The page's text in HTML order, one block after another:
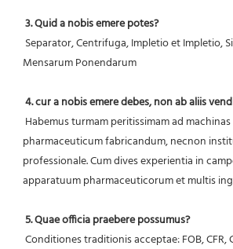
3. Quid a nobis emere potes?
Mensarum Ponendarum
4. cur a nobis emere debes, non ab aliis
pharmaceuticum fabricandum, necnon
professionale. Cum dives experientia in
apparatuum pharmaceuticorum et multis
5. Quae officia praebere possumus?